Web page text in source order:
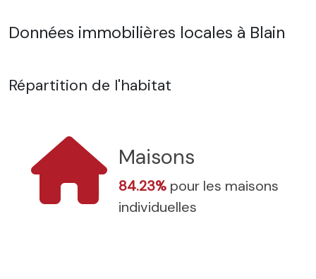
Données immobilières locales à Blain
Répartition de l'habitat
Maisons
84.23% pour les maisons
individuelles